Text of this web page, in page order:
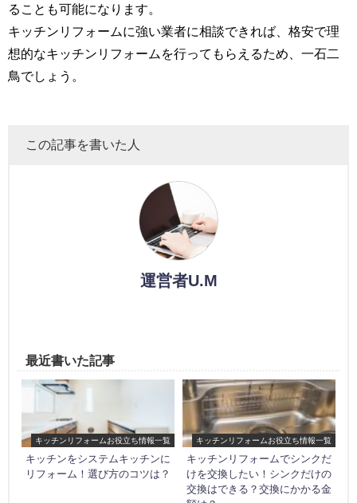
ることも可能になります。
キッチンリフォームに強い業者に相談できれば、格安で理
想的なキッチンリフォームを行ってもらえるため、一石二
鳥でしょう。
この記事を書いた人
運営者U.M
最近書いた記事
キッチンリフォームお役立ち情報一覧
キッチンをシステムキッチンに
リフォーム！選び方のコツは？
キッチンリフォームお役立ち情報一覧
キッチンリフォームでシンクだ
けを交換したい！シンクだけの
交換はできる？交換にかかる金